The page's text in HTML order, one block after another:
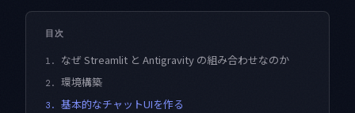
目次
1. なぜ Streamlit と Antigravity の組み合わせなのか
2. 環境構築
3. 基本的なチャットUIを作る